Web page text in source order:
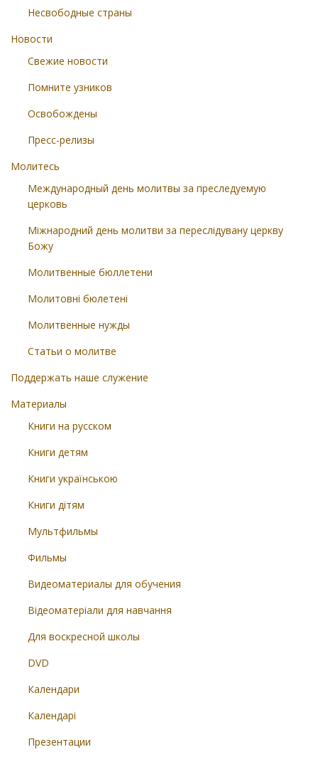
Несвободные страны
Новости
Свежие новости
Помните узников
Освобождены
Пресс-релизы
Молитесь
Международный день молитвы за преследуемую
церковь
Міжнародний день молитви за переслідувану церкву
Божу
Молитвенные бюллетени
Молитовні бюлетені
Молитвенные нужды
Статьи о молитве
Поддержать наше служение
Материалы
Книги на русском
Книги детям
Книги українською
Книги дітям
Мультфильмы
Фильмы
Видеоматериалы для обучения
Відеоматеріали для навчання
Для воскресной школы
DVD
Календари
Календарі
Презентации